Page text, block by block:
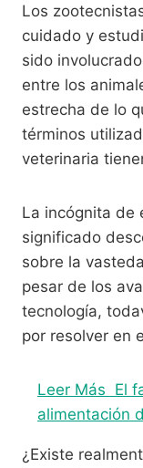
Los
cuidado y
sido
entre los
estrecha de lo
términos
veterinaria
La incógnita de
significado
sobre la
pesar de los
tecnología,
por resolver en
Leer Más El
alimentación
¿Existe